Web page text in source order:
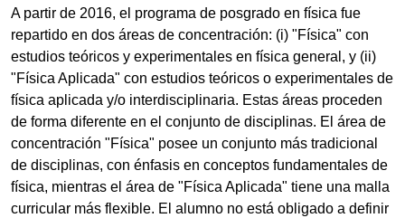
A partir de 2016, el programa de posgrado en física fue
repartido en dos áreas de concentración: (i) "Física" con
estudios teóricos y experimentales en física general, y (ii)
"Física Aplicada" con estudios teóricos o experimentales de
física aplicada y/o interdisciplinaria. Estas áreas proceden
de forma diferente en el conjunto de disciplinas. El área de
concentración "Física" posee un conjunto más tradicional
de disciplinas, con énfasis en conceptos fundamentales de
física, mientras el área de "Física Aplicada" tiene una malla
curricular más flexible. El alumno no está obligado a definir